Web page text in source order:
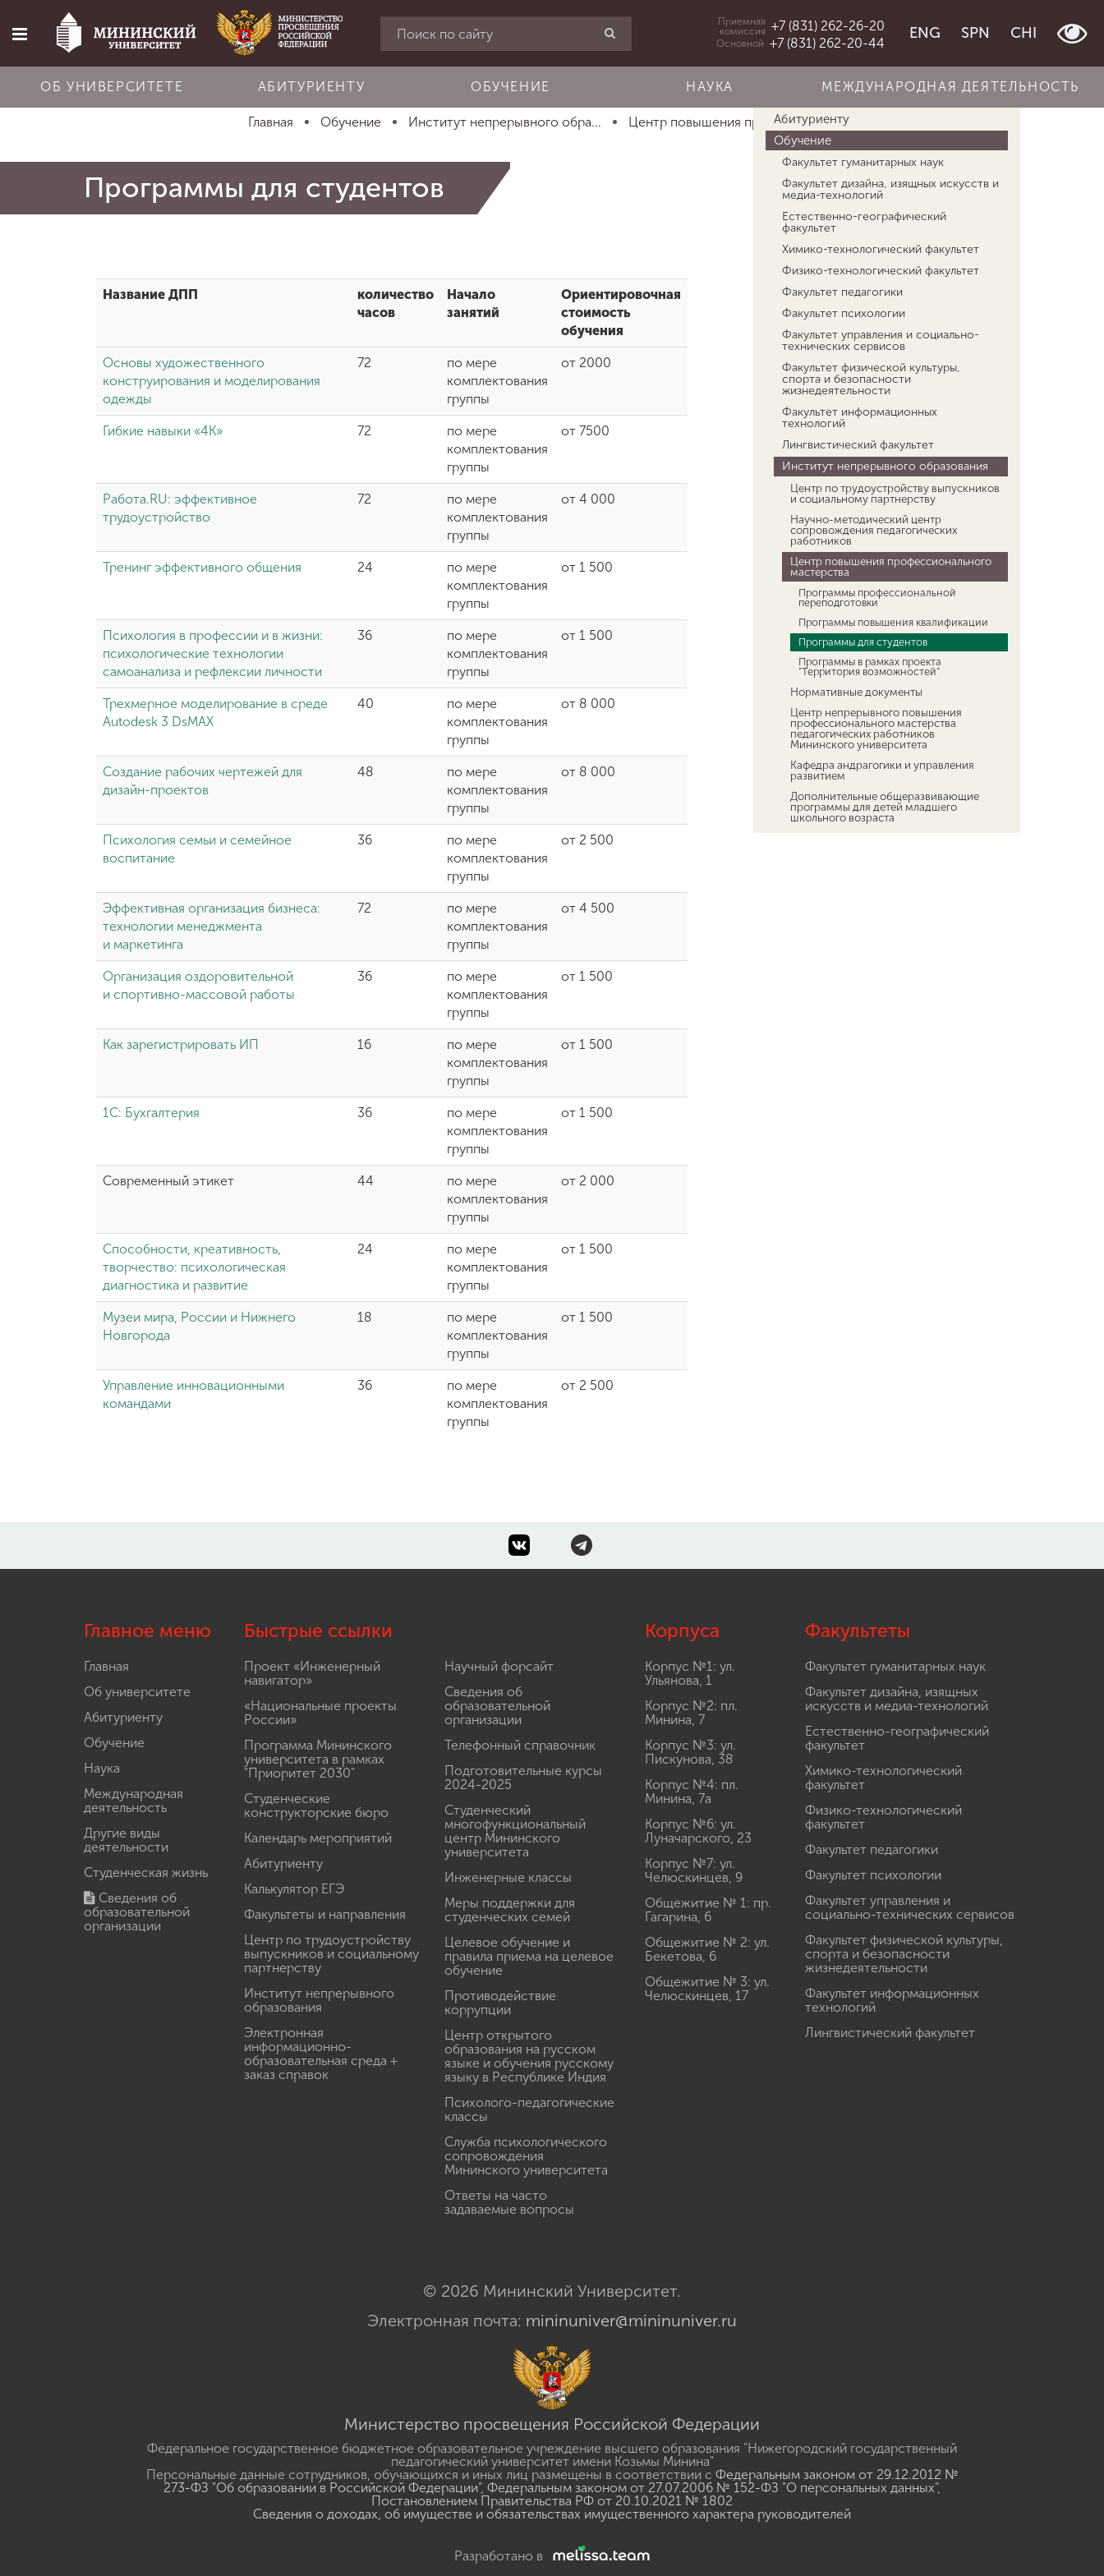
Об университете
Обучение
Наука
Международная
деятельность
деятельности
жизнь
образовательной
организации
Приемная
комиссия
+7 (831) 262-26-20
Приемная
комиссия +7 (831) 262-26-20
Основной +7 (831) 262-20-44
ENG SPN CHI
ОБ УНИВЕРСИТЕТЕ АБИТУРИЕНТУ ОБУЧЕНИЕ НАУКА МЕЖДУНАРОДНАЯ ДЕЯТЕЛЬНОСТЬ
Главная Обучение Институт непрерывного обра... Центр повышения профессион...
Программы для студентов
Название ДПП
количество
часов
Начало
занятий
Ориентировочная
стоимость
обучения
Основы художественного
конструирования и моделирования
одежды
72
по мере
комплектования
группы
от 2000
Гибкие навыки «4К» 72
по мере
комплектования
группы
от 7500
Работа.RU: эффективное
трудоустройство
72
по мере
комплектования
группы
от 4 000
Тренинг эффективного общения 24
по мере
комплектования
группы
от 1 500
Психология в профессии и в жизни:
психологические технологии
самоанализа и рефлексии личности
36
по мере
комплектования
группы
от 1 500
Трехмерное моделирование в среде
Autodesk 3 DsMAX
40
по мере
комплектования
группы
от 8 000
Создание рабочих чертежей для
дизайн-проектов
48
по мере
комплектования
группы
от 8 000
Психология семьи и семейное
воспитание
36
по мере
комплектования
группы
от 2 500
Эффективная организация бизнеса:
технологии менеджмента
и маркетинга
72
по мере
комплектования
группы
от 4 500
Организация оздоровительной
и спортивно-массовой работы
36
по мере
комплектования
группы
от 1 500
Как зарегистрировать ИП 16
по мере
комплектования
группы
от 1 500
1С: Бухгалтерия 36
по мере
комплектования
группы
от 1 500
Современный этикет 44
по мере
комплектования
группы
от 2 000
Способности, креативность,
творчество: психологическая
диагностика и развитие
24
по мере
комплектования
группы
от 1 500
Музеи мира, России и Нижнего
Новгорода
18
по мере
комплектования
группы
от 1 500
Управление инновационными
командами
36
по мере
комплектования
группы
от 2 500
Об университете
Абитуриенту
Обучение
Факультет гуманитарных наук
Факультет дизайна, изящных искусств и
медиа-технологий
Естественно-географический
факультет
Химико-технологический факультет
Физико-технологический факультет
Факультет педагогики
Факультет психологии
Факультет управления и социально-
технических сервисов
Факультет физической культуры,
спорта и безопасности
жизнедеятельности
Факультет информационных
технологий
Лингвистический факультет
Институт непрерывного образования
Центр по трудоустройству выпускников
и социальному партнерству
Научно-методический центр
сопровождения педагогических
работников
Центр повышения профессионального
мастерства
Программы профессиональной
переподготовки
Программы повышения квалификации
Программы для студентов
Программы в рамках проекта
"Территория возможностей"
Нормативные документы
Центр непрерывного повышения
профессионального мастерства
педагогических работников
Мининского университета
Кафедра андрагогики и управления
развитием
Дополнительные общеразвивающие
программы для детей младшего
школьного возраста
Главное меню
Главная
Об университете
Абитуриенту
Обучение
Наука
Международная
деятельность
Другие виды
деятельности
Студенческая жизнь
Сведения об
образовательной
организации
Быстрые ссылки
Проект «Инженерный
навигатор»
«Национальные проекты
России»
Программа Мининского
университета в рамках
"Приоритет 2030"
Студенческие
конструкторские бюро
Календарь мероприятий
Абитуриенту
Калькулятор ЕГЭ
Факультеты и направления
Центр по трудоустройству
выпускников и социальному
партнерству
Институт непрерывного
образования
Электронная
информационно-
образовательная среда +
заказ справок
Научный форсайт
Сведения об
образовательной
организации
Телефонный справочник
Подготовительные курсы
2024-2025
Студенческий
многофункциональный
центр Мининского
университета
Инженерные классы
Меры поддержки для
студенческих семей
Целевое обучение и
правила приема на целевое
обучение
Противодействие
коррупции
Центр открытого
образования на русском
языке и обучения русскому
языку в Республике Индия
Психолого-педагогические
классы
Служба психологического
сопровождения
Мининского университета
Ответы на часто
задаваемые вопросы
Корпуса
Корпус №1: ул.
Ульянова, 1
Корпус №2: пл.
Минина, 7
Корпус №3: ул.
Пискунова, 38
Корпус №4: пл.
Минина, 7а
Корпус №6: ул.
Луначарского, 23
Корпус №7: ул.
Челюскинцев, 9
Общежитие № 1: пр.
Гагарина, 6
Общежитие № 2: ул.
Бекетова, 6
Общежитие № 3: ул.
Челюскинцев, 17
Факультеты
Факультет гуманитарных наук
Факультет дизайна, изящных
искусств и медиа-технологий
Естественно-географический
факультет
Химико-технологический
факультет
Физико-технологический
факультет
Факультет педагогики
Факультет психологии
Факультет управления и
социально-технических сервисов
Факультет физической культуры,
спорта и безопасности
жизнедеятельности
Факультет информационных
технологий
Лингвистический факультет
© 2026 Мининский Университет.
Электронная почта: mininuniver@mininuniver.ru
Министерство просвещения Российской Федерации
Федеральное государственное бюджетное образовательное учреждение высшего образования "Нижегородский государственный
педагогический университет имени Козьмы Минина"
Персональные данные сотрудников, обучающихся и иных лиц размещены в соответствии с Федеральным законом от 29.12.2012 №
273-ФЗ "Об образовании в Российской Федерации", Федеральным законом от 27.07.2006 № 152-ФЗ "О персональных данных",
Постановлением Правительства РФ от 20.10.2021 № 1802
Сведения о доходах, об имуществе и обязательствах имущественного характера руководителей
Разработано в